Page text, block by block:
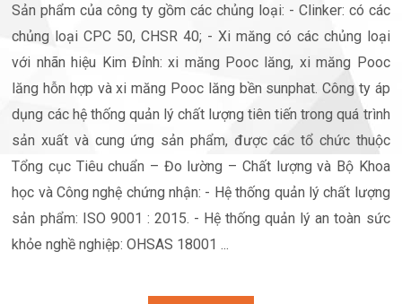
Sản phẩm của công ty gồm các chủng loại: - Clinker: có các
chủng loại CPC 50, CHSR 40; - Xi măng có các chủng loại
với nhãn hiệu Kim Đỉnh: xi măng Pooc lăng, xi măng Pooc
lăng hỗn hợp và xi măng Pooc lăng bền sunphat. Công ty áp
dụng các hệ thống quản lý chất lượng tiên tiến trong quá trình
sản xuất và cung ứng sản phẩm, được các tổ chức thuộc
Tổng cục Tiêu chuẩn – Đo lường – Chất lượng và Bộ Khoa
học và Công nghệ chứng nhận: - Hệ thống quản lý chất lượng
sản phẩm: ISO 9001 : 2015. - Hệ thống quản lý an toàn sức
khỏe nghề nghiệp: OHSAS 18001 ...